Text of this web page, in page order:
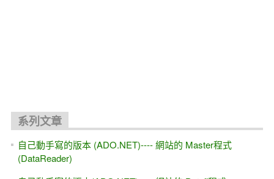
ASP.NET 10.0 MVC 線上教學 免費試聽 教學視頻
[ASP.NET MVC] Web API測試工具 Http Fuzzing - VS2026/
.NET 10.0